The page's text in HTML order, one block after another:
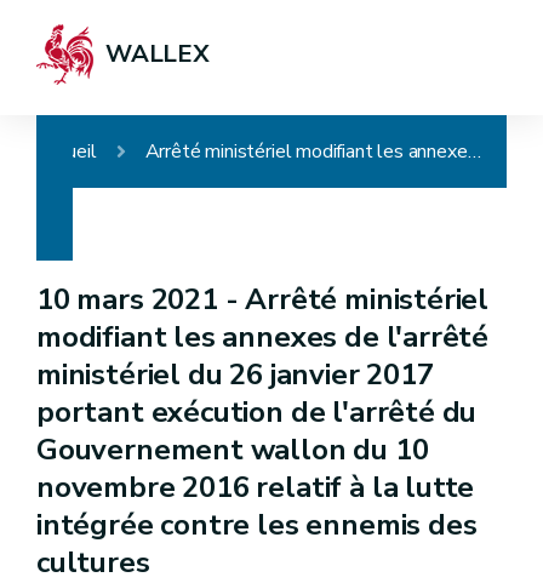
WALLEX
Accueil Arrêté ministériel modifiant les annexes de l'arrêté ministériel du 26 janvier 2017 portant exécution de l'arrêté du Gouvernement wallon du 10 novembre 2016 relatif à la lutte intégrée contre les ennemis des cultures
10 mars 2021 -Arrêté ministériel
modifiant les annexes de l'arrêté
ministériel du 26 janvier 2017
portant exécution de l'arrêté du
Gouvernement wallon du 10
novembre 2016 relatif à la lutte
intégrée contre les ennemis des
cultures